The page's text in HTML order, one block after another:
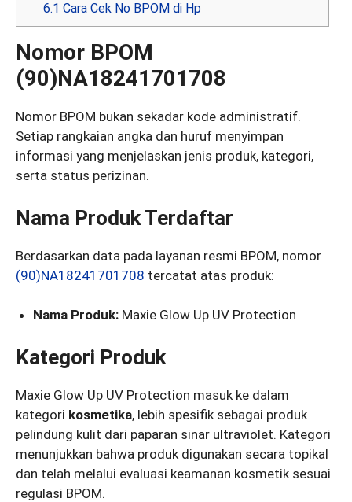
6.1 Cara Cek No BPOM di Hp
Nomor BPOM
(90)NA18241701708
Nomor BPOM bukan sekadar kode administratif.
Setiap rangkaian angka dan huruf menyimpan
informasi yang menjelaskan jenis produk, kategori,
serta status perizinan.
Nama Produk Terdaftar
Berdasarkan data pada layanan resmi BPOM, nomor
(90)NA18241701708 tercatat atas produk:
Nama Produk: Maxie Glow Up UV Protection
Kategori Produk
Maxie Glow Up UV Protection masuk ke dalam
kategori kosmetika, lebih spesifik sebagai produk
pelindung kulit dari paparan sinar ultraviolet. Kategori
menunjukkan bahwa produk digunakan secara topikal
dan telah melalui evaluasi keamanan kosmetik sesuai
regulasi BPOM.